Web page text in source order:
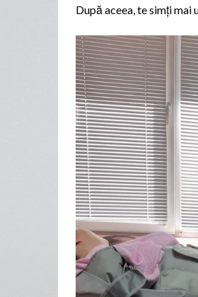
După aceea, te simți